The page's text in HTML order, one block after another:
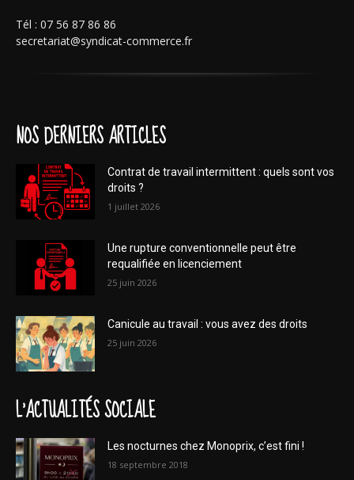
Tél : 07 56 87 86 86
secretariat@syndicat-commerce.fr
NOS DERNIERS ARTICLES
Contrat de travail intermittent : quels sont vos
droits ?
1 juillet 2026
Une rupture conventionnelle peut être
requalifiée en licenciement
25 juin 2026
Canicule au travail : vous avez des droits
25 juin 2026
L'ACTUALITÉS SOCIALE
Les nocturnes chez Monoprix, c’est fini !
18 septembre 2018